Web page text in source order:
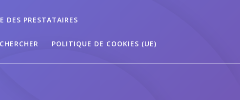
DES PRESTATAIRES
POLITIQUE DE COOKIES (UE)